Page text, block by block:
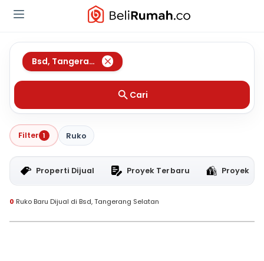
Bsd, Tangerang Selatan
Cari
Filter 1 Ruko
Properti Dijual Proyek Terbaru Proyek
0 Ruko Baru Dijual di Bsd, Tangerang Selatan